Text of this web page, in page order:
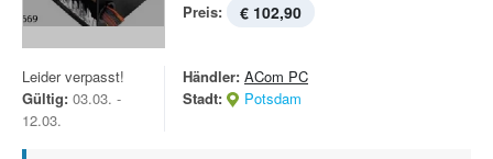
Preis: € 102,90
Leider verpasst!
Gültig: 03.03. -
12.03.
Händler: ACom PC
Stadt:
Potsdam